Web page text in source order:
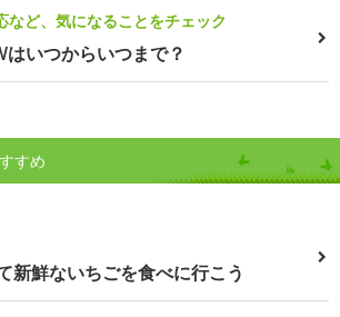
など、気になることをチェック
いつからいつまで？
すめ
新鮮ないちごを食べに行こう